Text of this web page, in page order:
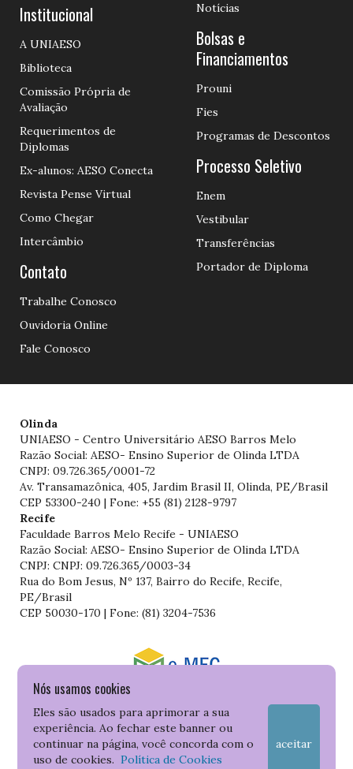
Nós usamos cookies
Eles são usados para aprimorar a sua
experiência. Ao fechar este banner ou
continuar na página, você concorda com o
uso de cookies.Política de Cookies
aceitar
Institucional
A UNIAESO
Biblioteca
Comissão Própria de
Avaliação
Requerimentos de
Diplomas
Ex-alunos: AESO Conecta
Revista Pense Virtual
Como Chegar
Intercâmbio
Contato
Trabalhe Conosco
Ouvidoria Online
Fale Conosco
Notícias
Bolsas e
Financiamentos
Prouni
Fies
Programas de Descontos
Processo Seletivo
Enem
Vestibular
Transferências
Portador de Diploma
Olinda
UNIAESO - Centro Universitário AESO Barros Melo
Razão Social: AESO- Ensino Superior de Olinda LTDA
CNPJ: 09.726.365/0001-72
Av. Transamazônica, 405, Jardim Brasil II, Olinda, PE/Brasil
CEP 53300-240 | Fone: +55 (81) 2128-9797
Recife
Faculdade Barros Melo Recife - UNIAESO
Razão Social: AESO- Ensino Superior de Olinda LTDA
CNPJ: CNPJ: 09.726.365/0003-34
Rua do Bom Jesus, Nº 137, Bairro do Recife, Recife,
PE/Brasil
CEP 50030-170 | Fone: (81) 3204-7536
Consulte o cadastro da Instituição no Sistema do e-MEC